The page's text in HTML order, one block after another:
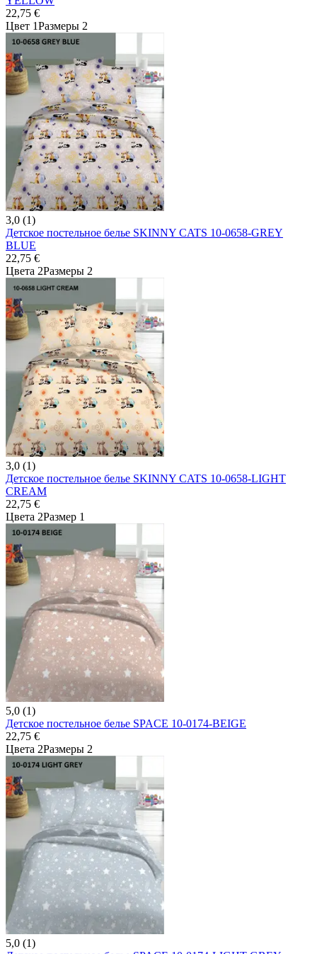
22,75 €
Цвет 1Размеры 2
3,0 (1)
Детское постельное белье SKINNY CATS 10-0658-GREY
BLUE
22,75 €
Цвета 2Размеры 2
3,0 (1)
Детское постельное белье SKINNY CATS 10-0658-LIGHT
CREAM
22,75 €
Цвета 2Размер 1
5,0 (1)
Детское постельное белье SPACE 10-0174-BEIGE
22,75 €
Цвета 2Размеры 2
5,0 (1)